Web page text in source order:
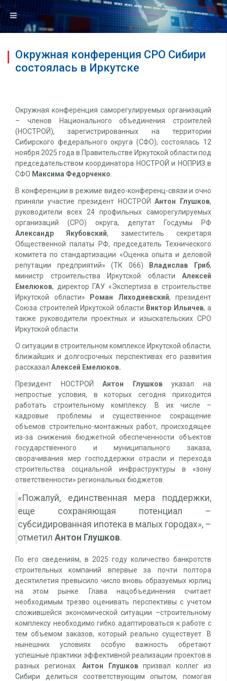
Окружная конференция СРО Сибири
состоялась в Иркутске
Окружная конференция саморегулируемых организаций
– членов Национального объединения строителей
(НОСТРОЙ), зарегистрированных на территории
Сибирского федерального округа (СФО), состоялась 12
ноября 2025 года в Правительстве Иркутской области под
председательством координатора НОСТРОЙ и НОПРИЗ в
СФО Максима Федорченко
В конференции в режиме видео-конференц-связи и очно
приняли участие президент НОСТРОЙАнтон Глушков,
руководители всех 24 профильных саморегулируемых
организаций (СРО) округа, депутат Госдумы РФ
Александр Якубовский, заместитель секретаря
Общественной палаты РФ, председатель Технического
комитета по стандартизации «Оценка опыта и деловой
репутации предприятий» (ТК 066)
Владислав Гриб,
министр строительства Иркутской области Алексей
Емелюков, директор ГАУ «Экспертиза в строительстве
Иркутской области»
Роман Лиходиевский, президент
Союза строителей Иркутской области Виктор Ильичев, а
также руководители проектных и изыскательских СРО
Иркутской области.
О ситуации в строительном комплексе Иркутской области,
ближайших и долгосрочных перспективах его развития
рассказал Алексей Емелюков.
Президент НОСТРОЙАнтон Глушковуказал на
непростые условия, в которых сегодня приходится
работать строительному комплексу. В их числе –
кадровые проблемы и существенное сокращение
объемов строительно-монтажных работ, происходящее
из-за снижения бюджетной обеспеченности объектов
государственного и муниципального заказа,
сворачивания мер господдержки отрасли и перехода
строительства социальной инфраструктуры в «зону
ответственности» региональных бюджетов.
«Пожалуй, единственная мера поддержки,
еще сохраняющая потенциал –
субсидированная ипотека в малых городах», –
отметил Антон Глушков.
По его сведениям, в 2025 году количество банкротств
строительных компаний впервые за почти полтора
десятилетия превысило число вновь образуемых юрлиц
на этом рынке. Глава нацобъединения считает
необходимым трезво оценивать перспективы с учетом
сложившейся экономической ситуации –строительному
комплексу необходимо гибко адаптироваться к работе с
тем объемом заказов, который реально существует. В
нынешних условиях особую важность обретают
успешные практики эффективной реализации проектов в
разных регионах. Антон Глушковпризвал коллег из
Сибири делиться соответствующим опытом, помогая